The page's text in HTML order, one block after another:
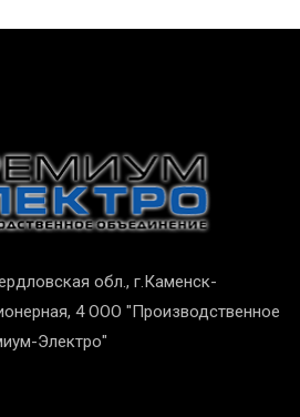
обл., г.Каменск-
4 ООО "Производственное
Электро"